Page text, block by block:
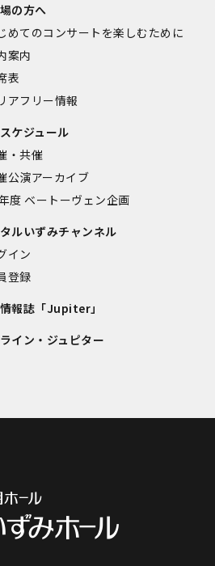
の方へ
めてのコンサートを楽しむために
案内
表
アフリー情報
ケジュール
・共催
公演アーカイブ
度 ベートーヴェン企画
ルいずみチャンネル
イン
登録
報誌「Jupiter」
イン・ジュピター